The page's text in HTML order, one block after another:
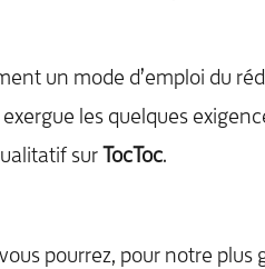
un mode d’emploi du
les quelques
sur TocToc.
pourrez, pour notre plus